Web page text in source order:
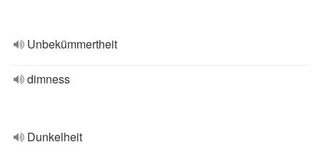
Unbekümmertheit
dimness
Dunkelheit